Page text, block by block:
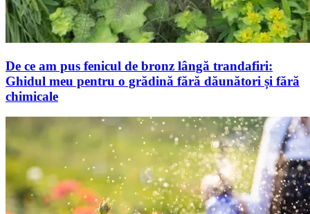
De ce am pus fenicul de bronz lângă trandafiri:
Ghidul meu pentru o grădină fără dăunători și fără
chimicale